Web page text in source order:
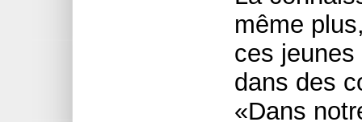
même
ces
dans des
«Dans